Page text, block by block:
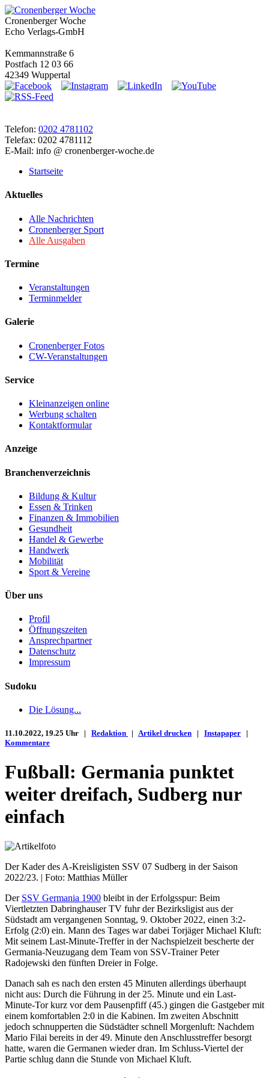
Cronenberger Woche
Echo Verlags-GmbH
Kemmannstraße 6
Postfach 12 03 66
42349 Wuppertal
Telefon: 0202 4781102
Telefax: 0202 4781112
E-Mail: info @ cronenberger-woche.de
Startseite
Aktuelles
Alle Nachrichten
Cronenberger Sport
Alle Ausgaben
Termine
Veranstaltungen
Terminmelder
Galerie
Cronenberger Fotos
CW-Veranstaltungen
Service
Kleinanzeigen online
Werbung schalten
Kontaktformular
Anzeige
Branchenverzeichnis
Bildung & Kultur
Essen & Trinken
Finanzen & Immobilien
Gesundheit
Handel & Gewerbe
Handwerk
Mobilität
Sport & Vereine
Über uns
Profil
Öffnungszeiten
Ansprechpartner
Datenschutz
Impressum
Sudoku
Die Lösung...
11.10.2022, 19.25 Uhr | Redaktion | Artikel drucken | Instapaper |
Kommentare
Fußball: Germania punktet
weiter dreifach, Sudberg nur
einfach
Der Kader des A-Kreisligisten SSV 07 Sudberg in der Saison
2022/23. | Foto: Matthias Müller
Der SSV Germania 1900 bleibt in der Erfolgsspur: Beim
Viertletzten Dabringhauser TV fuhr der Bezirksligist aus der
Südstadt am vergangenen Sonntag, 9. Oktober 2022, einen 3:2-
Erfolg (2:0) ein. Mann des Tages war dabei Torjäger Michael Kluft:
Mit seinem Last-Minute-Treffer in der Nachspielzeit bescherte der
Germania-Neuzugang dem Team von SSV-Trainer Peter
Radojewski den fünften Dreier in Folge.
Danach sah es nach den ersten 45 Minuten allerdings überhaupt
nicht aus: Durch die Führung in der 25. Minute und ein Last-
Minute-Tor kurz vor dem Pausenpfiff (45.) gingen die Gastgeber mit
einem komfortablen 2:0 in die Kabinen. Im zweiten Abschnitt
jedoch schnupperten die Südstädter schnell Morgenluft: Nachdem
Mario Filai bereits in der 49. Minute den Anschlusstreffer besorgt
hatte, waren die Germanen wieder dran. Im Schluss-Viertel der
Partie schlug dann die Stunde von Michael Kluft.